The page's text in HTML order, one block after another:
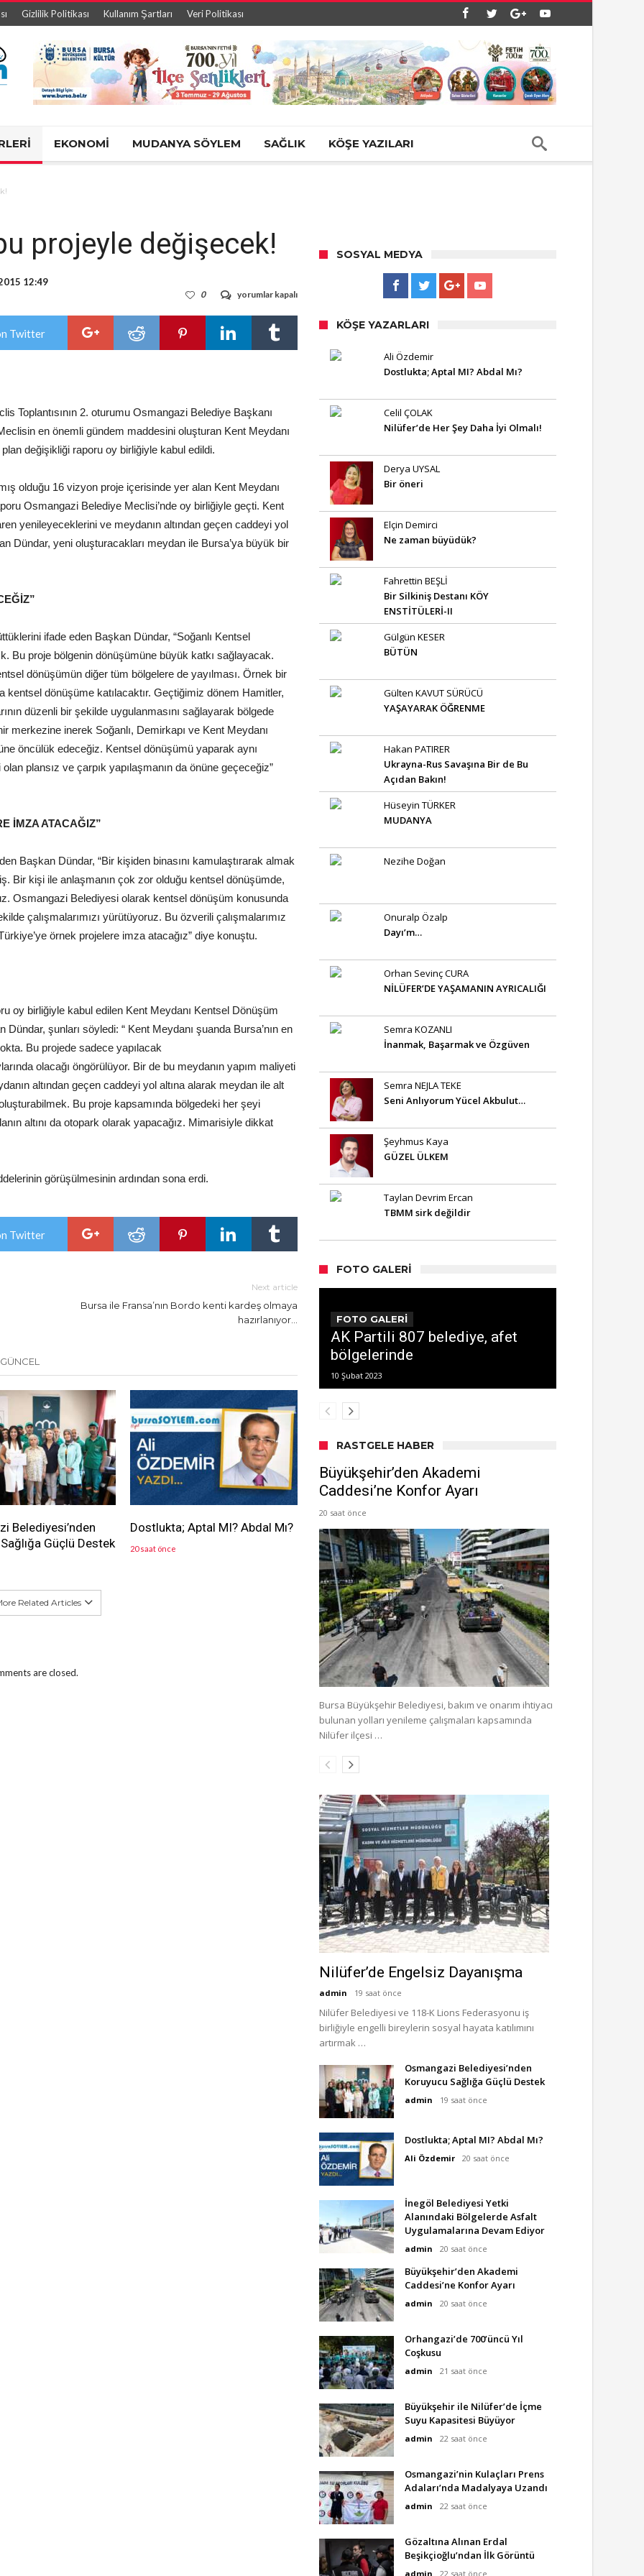
Gizlilik Politikası Kullanım Şartları Veri Politikası
EKONOMİ MUDANYA SÖYLEM SAĞLIK KÖŞE YAZILARI
projeyle değişecek!
12:49
Bursa’nın
bu
değişecek!
için
yorumlar kapalı
0
Twitter
Toplantısının 2. oturumu Osmangazi Belediye Başkanı
en önemli gündem maddesini oluşturan Kent Meydanı
değişikliği raporu oy birliğiyle kabul edildi.
olduğu 16 vizyon proje içerisinde yer alan Kent Meydanı
Osmangazi Belediye Meclisi’nde oy birliğiyle geçti. Kent
yenileyeceklerini ve meydanın altından geçen caddeyi yol
Dündar, yeni oluşturacakları meydan ile Bursa’ya büyük bir
ifade eden Başkan Dündar, “Soğanlı Kentsel
Bu proje bölgenin dönüşümüne büyük katkı sağlayacak.
dönüşümün diğer tüm bölgelere de yayılması. Örnek bir
kentsel dönüşüme katılacaktır. Geçtiğimiz dönem Hamitler,
düzenli bir şekilde uygulanmasını sağlayarak bölgede
merkezine inerek Soğanlı, Demirkapı ve Kent Meydanı
öncülük edeceğiz. Kentsel dönüşümü yaparak aynı
plansız ve çarpık yapılaşmanın da önüne geçeceğiz”
İMZA ATACAĞIZ”
Başkan Dündar, “Bir kişiden binasını kamulaştırarak almak
Bir kişi ile anlaşmanın çok zor olduğu kentsel dönüşümde,
Osmangazi Belediyesi olarak kentsel dönüşüm konusunda
çalışmalarımızı yürütüyoruz. Bu özverili çalışmalarımız
örnek projelere imza atacağız” diye konuştu.
oy birliğiyle kabul edilen Kent Meydanı Kentsel Dönüşüm
şunları söyledi: “ Kent Meydanı şuanda Bursa’nın en
Bu projede sadece yapılacak
olacağı öngörülüyor. Bir de bu meydanın yapım maliyeti
altından geçen caddeyi yol altına alarak meydan ile alt
Bu proje kapsamında bölgedeki her şeyi
altını da otopark olarak yapacağız. Mimarisiyle dikkat
görüşülmesinin ardından sona erdi.
Twitter
Next article
Bursa ile Fransa’nın Bordo kenti kardeş olmaya
hazırlanıyor…
Belediyesi’nden
Güçlü Destek
Dostlukta; Aptal MI? Abdal Mı?
20 saat önce
Related Articles
are closed.
SOSYAL MEDYA
KÖŞE YAZARLARI
Ali Özdemir
Dostlukta; Aptal MI? Abdal Mı?
Celil ÇOLAK
Nilüfer’de Her Şey Daha İyi Olmalı!
Derya UYSAL
Bir öneri
Elçin Demirci
Ne zaman büyüdük?
Fahrettin BEŞLİ
Bir Silkiniş Destanı KÖY
ENSTİTÜLERİ-II
Gülgün KESER
BÜTÜN
Gülten KAVUT SÜRÜCÜ
YAŞAYARAK ÖĞRENME
Hakan PATIRER
Ukrayna-Rus Savaşına Bir de Bu
Açıdan Bakın!
Hüseyin TÜRKER
MUDANYA
Nezihe Doğan
Onuralp Özalp
Dayı’m…
Orhan Sevinç CURA
NİLÜFER’DE YAŞAMANIN AYRICALIĞI
Semra KOZANLI
İnanmak, Başarmak ve Özgüven
Semra NEJLA TEKE
Seni Anlıyorum Yücel Akbulut…
Şeyhmus Kaya
GÜZEL ÜLKEM
Taylan Devrim Ercan
TBMM sirk değildir
FOTO GALERI
FOTO GALERİ
AK Partili 807 belediye, afet
bölgelerinde
10 Şubat 2023
RASTGELE HABER
Büyükşehir’den Akademi
Caddesi’ne Konfor Ayarı
20 saat önce
Bursa Büyükşehir Belediyesi, bakım ve onarım ihtiyacı
bulunan yolları yenileme çalışmaları kapsamında
Nilüfer ilçesi …
Nilüfer’de Engelsiz Dayanışma
admin 19 saat önce
Nilüfer Belediyesi ve 118-K Lions Federasyonu iş
birliğiyle engelli bireylerin sosyal hayata katılımını
artırmak …
Osmangazi Belediyesi’nden
Koruyucu Sağlığa Güçlü Destek
admin 19 saat önce
Dostlukta; Aptal MI? Abdal Mı?
Ali Özdemir 20 saat önce
İnegöl Belediyesi Yetki
Alanındaki Bölgelerde Asfalt
Uygulamalarına Devam Ediyor
admin 20 saat önce
Büyükşehir’den Akademi
Caddesi’ne Konfor Ayarı
admin 20 saat önce
Orhangazi’de 700’üncü Yıl
Coşkusu
admin 21 saat önce
Büyükşehir ile Nilüfer’de İçme
Suyu Kapasitesi Büyüyor
admin 22 saat önce
Osmangazi’nin Kulaçları Prens
Adaları’nda Madalyaya Uzandı
admin 22 saat önce
Gözaltına Alınan Erdal
Beşikçioğlu’ndan İlk Görüntü
admin 22 saat önce